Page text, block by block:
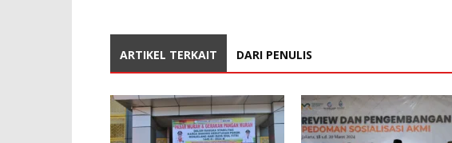
ARTIKEL TERKAIT DARI PENULIS